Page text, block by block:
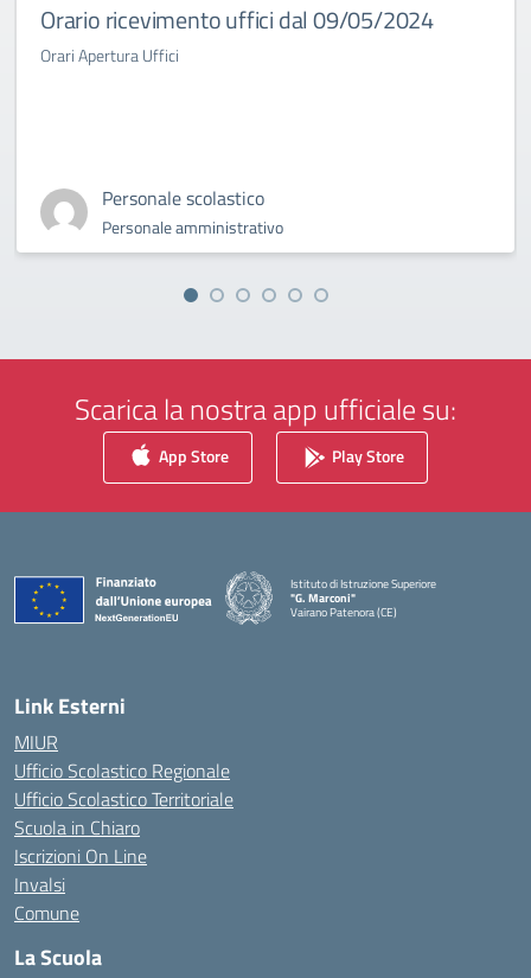
Orario ricevimento uffici dal 09/05/2024
Orari Apertura Uffici
Personale scolastico
Personale amministrativo
Scarica la nostra app ufficiale su:
App Store Play Store
Istituto di Istruzione Superiore
"G. Marconi"
Vairano Patenora (CE)
Link Esterni
MIUR
Ufficio Scolastico Regionale
Ufficio Scolastico Territoriale
Scuola in Chiaro
Iscrizioni On Line
Invalsi
Comune
La Scuola